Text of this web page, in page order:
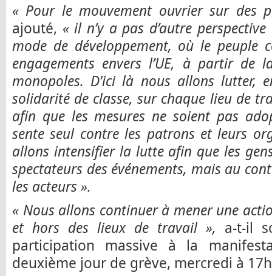
« Pour le mouvement ouvrier sur des
ajouté, « il n’y a pas d’autre
mode de développement, où le peuple
engagements envers l’UE, à partir de
monopoles. D’ici là nous allons lutter,
solidarité de classe, sur chaque lieu de
afin que les mesures ne soient pas
sente seul contre les patrons et leurs
allons intensifier la lutte afin que les
spectateurs des événements, mais au
les acteurs ».
« Nous allons continuer à mener une
et hors des lieux de travail », a-t-il
participation massive à la
deuxième jour de grève, mercredi à